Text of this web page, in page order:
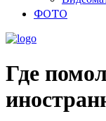
ФОТО
Где